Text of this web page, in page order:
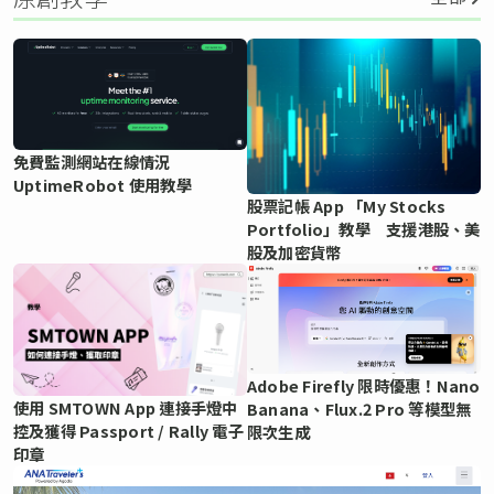
免費監測網站在線情況
UptimeRobot 使用教學
股票記帳 App 「My Stocks
Portfolio」教學 支援港股、美
股及加密貨幣
使用 SMTOWN App 連接手燈中
控及獲得 Passport / Rally 電子
印章
Adobe Firefly 限時優惠！Nano
Banana、Flux.2 Pro 等模型無
限次生成